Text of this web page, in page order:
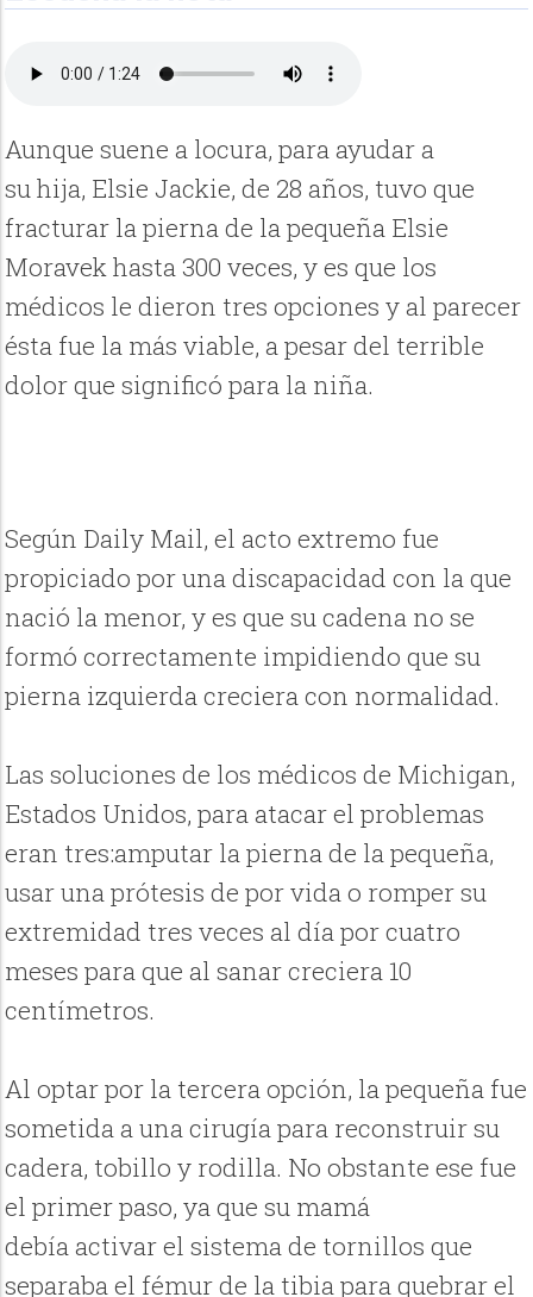
Aunque suene a locura, para ayudar a
su hija, Elsie Jackie, de 28 años, tuvo que
fracturar la pierna de la pequeña Elsie
Moravek hasta 300 veces, y es que los
médicos le dieron tres opciones y al parecer
ésta fue la más viable, a pesar del terrible
dolor que significó para la niña.
Según Daily Mail, el acto extremo fue
propiciado por una discapacidad con la que
nació la menor, y es que su cadena no se
formó correctamente impidiendo que su
pierna izquierda creciera con normalidad.
Las soluciones de los médicos de Michigan,
Estados Unidos, para atacar el problemas
eran tres:amputar la pierna de la pequeña,
usar una prótesis de por vida o romper su
extremidad tres veces al día por cuatro
meses para que al sanar creciera 10
centímetros.
Al optar por la tercera opción, la pequeña fue
sometida a una cirugía para reconstruir su
cadera, tobillo y rodilla. No obstante ese fue
el primer paso, ya que su mamá
debía activar el sistema de tornillos que
separaba el fémur de la tibia para quebrar el